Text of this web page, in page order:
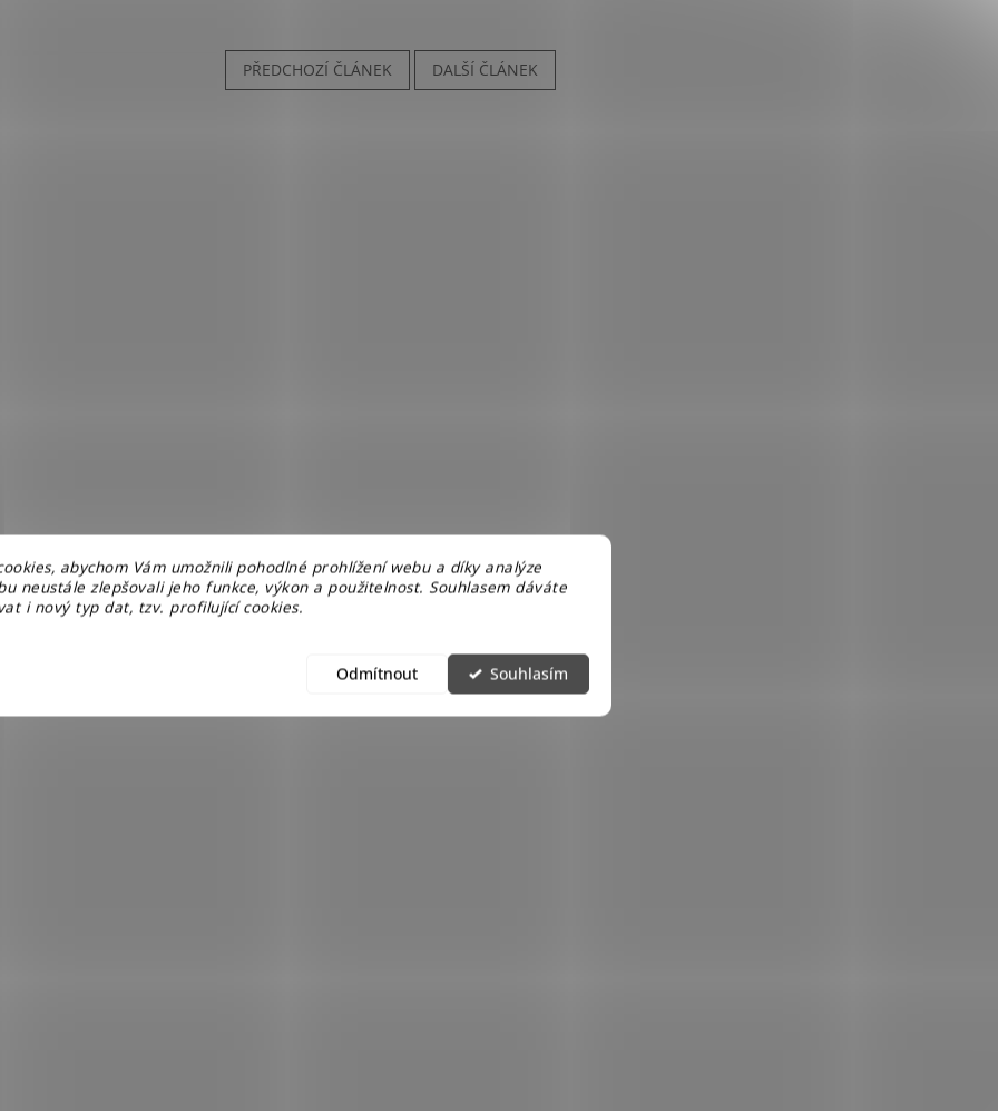
abychom Vám umožnili pohodlné prohlížení webu a díky analýze
neustále zlepšovali jeho funkce, výkon a použitelnost. Souhlasem dáváte
i nový typ dat, tzv. profilující cookies.
Odmítnout Souhlasím
PŘEDCHOZÍ ČLÁNEK DALŠÍ ČLÁNEK